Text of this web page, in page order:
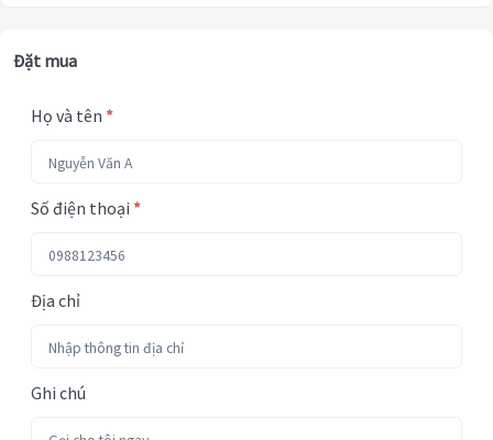
Đặt mua
Họ và tên *
Số điện thoại *
Địa chỉ
Ghi chú